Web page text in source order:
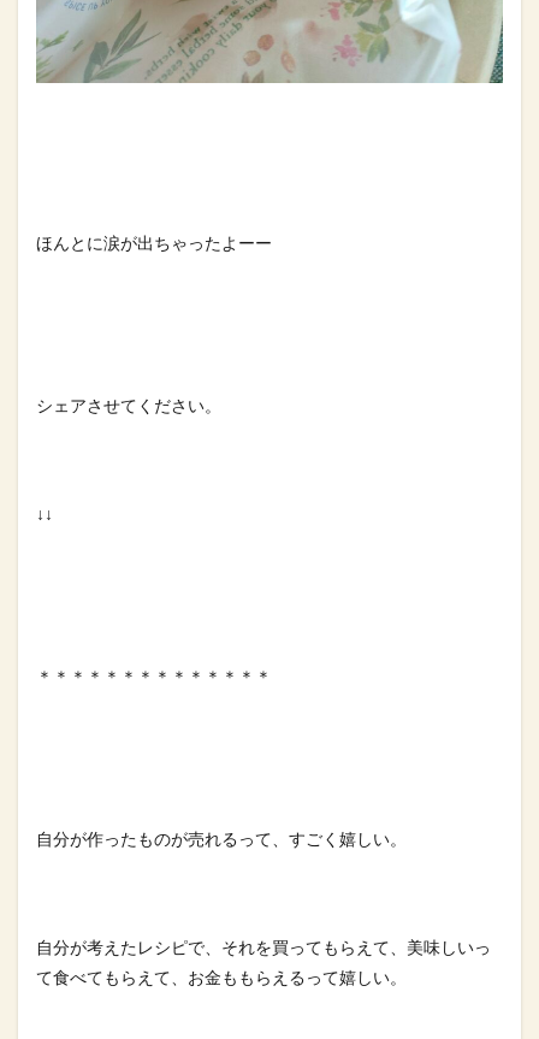
ほんとに涙が出ちゃったよーー⁡
シェアさせてください。⁡
↓↓⁡
＊＊＊＊＊＊＊＊＊＊＊＊＊＊⁡
自分が作ったものが売れるって、すごく嬉しい。⁡
自分が考えたレシピで、それを買ってもらえて、美味しいっ
て食べてもらえて、お金ももらえるって嬉しい。⁡